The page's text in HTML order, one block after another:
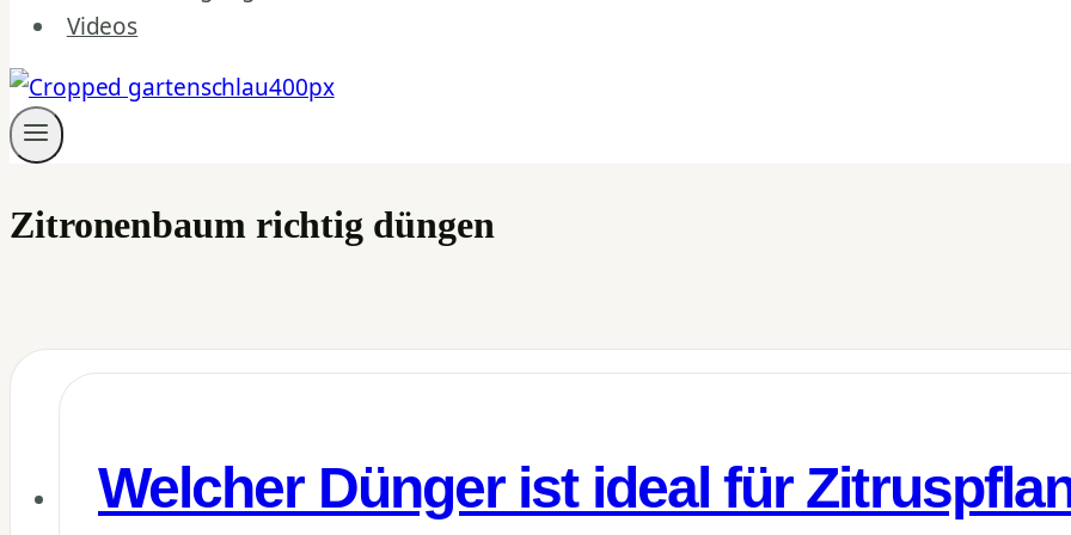
Videos
Zitronenbaum richtig düngen
Welcher Dünger ist ideal für